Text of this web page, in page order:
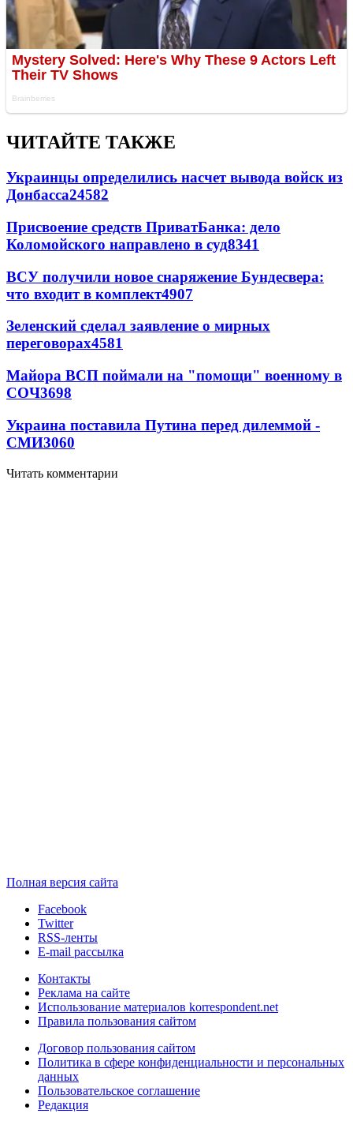
ЧИТАЙТЕ ТАКЖЕ
Украинцы определились насчет вывода войск из
Донбасса24582
Присвоение средств ПриватБанка: дело
Коломойского направлено в суд8341
ВСУ получили новое снаряжение Бундесвера:
что входит в комплект4907
Зеленский сделал заявление о мирных
переговорах4581
Майора ВСП поймали на "помощи" военному в
СОЧ3698
Украина поставила Путина перед дилеммой -
СМИ3060
Читать комментарии
Полная версия сайта
Facebook
Twitter
RSS-ленты
E-mail рассылка
Контакты
Реклама на сайте
Использование материалов korrespondent.net
Правила пользования сайтом
Договор пользования сайтом
Политика в сфере конфиденциальности и персональных
данных
Пользовательское соглашение
Редакция